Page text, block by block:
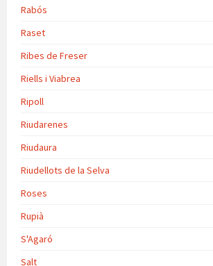
Rabós
Raset
Ribes de Freser
Riells i Viabrea
Ripoll
Riudarenes
Riudaura
Riudellots de la Selva
Roses
Rupià
S'Agaró
Salt